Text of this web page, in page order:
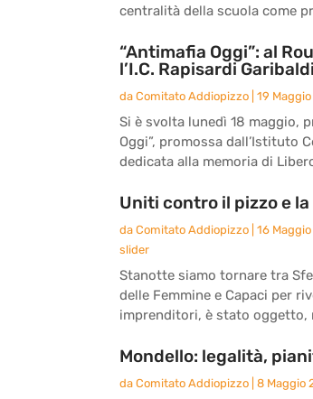
centralità della scuola come
“Antimafia Oggi”: al
l’I.C. Rapisardi Garibaldi
da Comitato Addiopizzo 19
Si è svolta lunedì 18 maggio,
Oggi”, promossa dall’Istituto
dedicata alla memoria di
Uniti contro il pizzo e
da Comitato Addiopizzo 16
slider
Stanotte siamo tornare tra
delle Femmine e Capaci per
imprenditori, è stato oggetto,
Mondello: legalità,
da Comitato Addiopizzo 8 Maggio